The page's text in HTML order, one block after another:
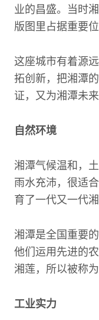
业的昌盛。当时
版图里占据重要位
这座城市有着源
拓创新，把湘潭
证，又为湘潭未
自然环境
湘潭气候温和，
雨水充沛，很适
育了一代又一代湘
湘潭是全国重要
他们运用先进的
湘莲，所以被称
工业实力